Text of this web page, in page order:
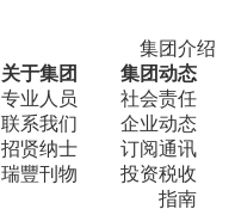
集团介绍
关于集团
专业人员
联系我们
招贤纳士
瑞豐刊物
集团动态
社会责任
企业动态
订阅通讯
投资税收
指南